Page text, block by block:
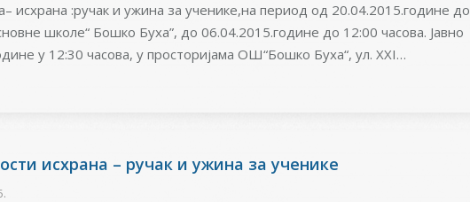
исхрана :ручак и ужина за ученике,на период од 20.04.2015.године до
школе“ Бошко Буха”, до 06.04.2015.године до 12:00 часова. Јавно
у 12:30 часова, у просторијама ОШ“Бошко Буха“, ул. XXI…
исхрана – ручак и ужина за ученике